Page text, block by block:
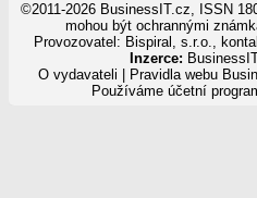
©2011-2026 BusinessIT.cz, ISSN
mohou být ochrannými
Provozovatel: Bispiral, s.r.o.,
Inzerce:
O vydavateli
Pravidla webu
Používáme účetní